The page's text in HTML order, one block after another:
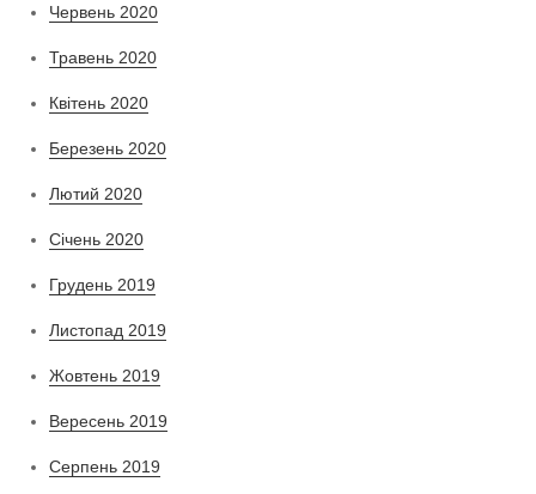
Червень 2020
Травень 2020
Квітень 2020
Березень 2020
Лютий 2020
Січень 2020
Грудень 2019
Листопад 2019
Жовтень 2019
Вересень 2019
Серпень 2019